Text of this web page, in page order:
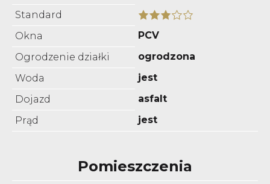
Standard
Okna
PCV
Ogrodzenie działki
ogrodzona
Woda
jest
Dojazd
asfalt
Prąd
jest
Pomieszczenia